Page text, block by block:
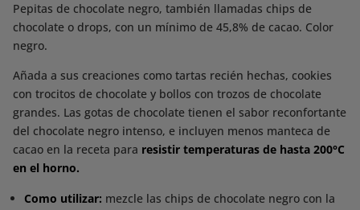
Pepitas de chocolate negro, también llamadas chips de
chocolate o drops, con un mínimo de 45,8% de cacao. Color
negro.
Añada a sus creaciones como tartas recién hechas, cookies
con trocitos de chocolate y bollos con trozos de chocolate
grandes. Las gotas de chocolate tienen el sabor reconfortante
del chocolate negro intenso, e incluyen menos manteca de
cacao en la receta para resistir temperaturas de hasta 200°C
en el horno.
Como utilizar: mezcle las chips de chocolate negro con la